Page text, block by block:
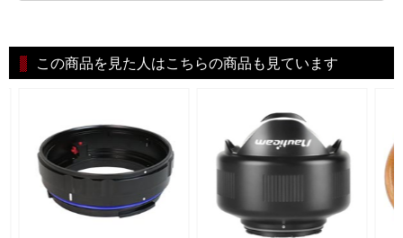
この商品を見た人はこちらの商品も見ています